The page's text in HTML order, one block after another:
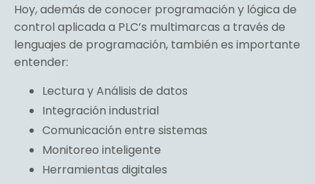
Hoy, además de conocer programación y lógica de
control aplicada a PLC’s multimarcas a través de
lenguajes de programación, también es importante
entender:
Lectura y Análisis de datos
Integración industrial
Comunicación entre sistemas
Monitoreo inteligente
Herramientas digitales